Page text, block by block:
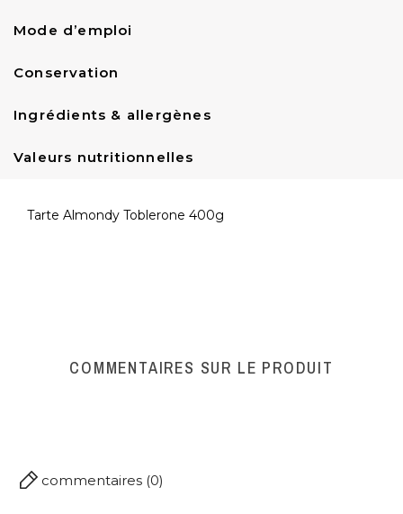
Mode d’emploi
Conservation
Ingrédients & allergènes
Valeurs nutritionnelles
Tarte Almondy Toblerone 400g
COMMENTAIRES SUR LE PRODUIT
commentaires (0)